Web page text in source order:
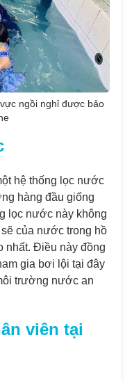
ngồi nghỉ được bảo
hệ thống lọc nước
hàng đầu giống
lọc nước này không
của nước trong hồ
nhất. Điều này đồng
gia bơi lội tại đây
trường nước an
viên tại